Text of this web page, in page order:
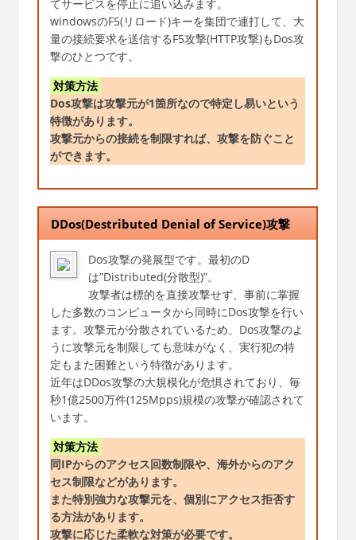
てサービスを停止に追い込みます。
windowsのF5(リロード)キーを集団で連打して、大
量の接続要求を送信するF5攻撃(HTTP攻撃)もDos攻
撃のひとつです。
対策方法
Dos攻撃は攻撃元が1箇所なので特定し易いという
特徴があります。
攻撃元からの接続を制限すれば、攻撃を防ぐこと
ができます。
DDos(Destributed Denial of Service)攻撃
Dos攻撃の発展型です。最初のD
は”Distributed(分散型)”。
攻撃者は標的を直接攻撃せず、事前に掌握
した多数のコンピュータから同時にDos攻撃を行い
ます。攻撃元が分散されているため、Dos攻撃のよ
うに攻撃元を制限しても意味がなく、実行犯の特
定もまた困難という特徴があります。
近年はDDos攻撃の大規模化が危惧されており、毎
秒1億2500万件(125Mpps)規模の攻撃が確認されて
います。
対策方法
同IPからのアクセス回数制限や、海外からのアク
セス制限などがあります。
また特別強力な攻撃元を、個別にアクセス拒否す
る方法があります。
攻撃に応じた柔軟な対策が必要です。